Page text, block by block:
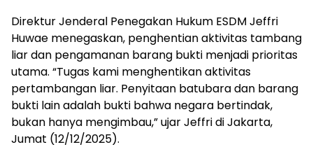
Direktur Jenderal Penegakan Hukum ESDM Jeffri
Huwae menegaskan, penghentian aktivitas tambang
liar dan pengamanan barang bukti menjadi prioritas
utama. “Tugas kami menghentikan aktivitas
pertambangan liar. Penyitaan batubara dan barang
bukti lain adalah bukti bahwa negara bertindak,
bukan hanya mengimbau,” ujar Jeffri di Jakarta,
Jumat (12/12/2025).